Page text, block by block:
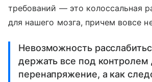
требований — это колоссальная
для нашего мозга, причем вовсе
Невозможность
держать все под контролем
перенапряжение, а как